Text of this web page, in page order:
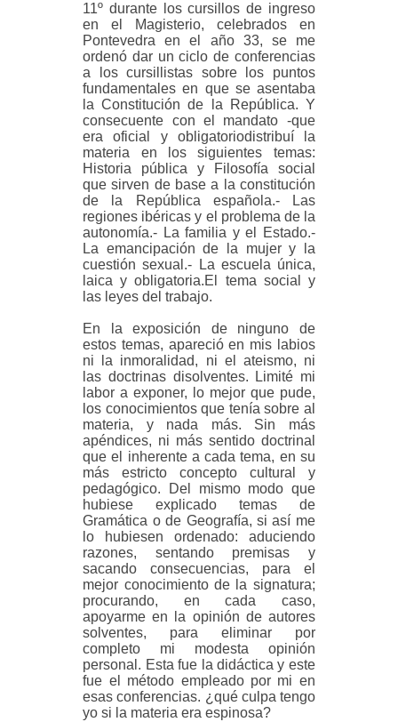
11º durante los cursillos de ingreso
en el Magisterio, celebrados en
Pontevedra en el año 33, se me
ordenó dar un ciclo de conferencias
a los cursillistas sobre los puntos
fundamentales en que se asentaba
la Constitución de la República. Y
consecuente con el mandato -que
era oficial y obligatoriodistribuí la
materia en los siguientes temas:
Historia pública y Filosofía social
que sirven de base a la constitución
de la República española.- Las
regiones ibéricas y el problema de la
autonomía.- La familia y el Estado.-
La emancipación de la mujer y la
cuestión sexual.- La escuela única,
laica y obligatoria.El tema social y
las leyes del trabajo.
En la exposición de ninguno de
estos temas, apareció en mis labios
ni la inmoralidad, ni el ateismo, ni
las doctrinas disolventes. Limité mi
labor a exponer, lo mejor que pude,
los conocimientos que tenía sobre al
materia, y nada más. Sin más
apéndices, ni más sentido doctrinal
que el inherente a cada tema, en su
más estricto concepto cultural y
pedagógico. Del mismo modo que
hubiese explicado temas de
Gramática o de Geografía, si así me
lo hubiesen ordenado: aduciendo
razones, sentando premisas y
sacando consecuencias, para el
mejor conocimiento de la signatura;
procurando, en cada caso,
apoyarme en la opinión de autores
solventes, para eliminar por
completo mi modesta opinión
personal. Esta fue la didáctica y este
fue el método empleado por mi en
esas conferencias. ¿qué culpa tengo
yo si la materia era espinosa?